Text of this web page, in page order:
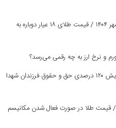
پیش بینی قیمت طلا و سکه امروز ۲ مهر ۱۴۰۴ / قیمت طلای ۱۸ عیار دوباره به
بانک دی در مسیر بهبود وضعیت/ افزایش ۱۲۰ درصدی حق و حقوق فرزندان شهدا
قیمت طلا و سکه امروز ۲۹ مرداد ۱۴۰۴/ قیمت طلا در صورت فعال شدن مکانیسم